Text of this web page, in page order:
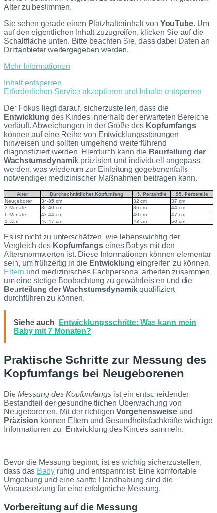
Alter zu bestimmen.
Sie sehen gerade einen Platzhalterinhalt von YouTube. Um
auf den eigentlichen Inhalt zuzugreifen, klicken Sie auf die
Schaltfläche unten. Bitte beachten Sie, dass dabei Daten an
Drittanbieter weitergegeben werden.
Mehr Informationen
Inhalt entsperren
Erforderlichen Service akzeptieren und Inhalte entsperren
Der Fokus liegt darauf, sicherzustellen, dass die
Entwicklung des Kindes innerhalb der erwarteten Bereiche
verläuft. Abweichungen in der Größe des Kopfumfangs
können auf eine Reihe von Entwicklungsstörungen
hinweisen und sollten umgehend weiterführend
diagnostiziert werden. Hierdurch kann die Beurteilung der
Wachstumsdynamik präzisiert und individuell angepasst
werden, was wiederum zur Einleitung gegebenenfalls
notwendiger medizinischer Maßnahmen beitragen kann.
Alter Durchschnittlicher Kopfumfang 5. Perzentile
95. Perzentile
Neugeboren
34-35 cm 32 cm
37 cm
3 Monate
39-40 cm 36 cm
44 cm
6 Monate
43-44 cm 40 cm
47 cm
1 Jahr
46-47 cm 43 cm 50 cm
Es ist nicht zu unterschätzen, wie lebenswichtig der
Vergleich des Kopfumfangs eines Babys mit den
Altersnormwerten ist. Diese Informationen können elementar
sein, um frühzeitig in die Entwicklung eingreifen zu können.
Eltern und medizinisches Fachpersonal arbeiten zusammen,
um eine stetige Beobachtung zu gewährleisten und die
Beurteilung der Wachstumsdynamik qualifiziert
durchführen zu können.
Siehe auch
Entwicklungsschritte: Was kann mein
Baby mit 7 Monaten?
Praktische Schritte zur Messung des
Kopfumfangs bei Neugeborenen
Die Messung des Kopfumfangs ist ein entscheidender
Bestandteil der gesundheitlichen Überwachung von
Neugeborenen. Mit der richtigen Vorgehensweise und
Präzision können Eltern und Gesundheitsfachkräfte wichtige
Informationen zur Entwicklung des Kindes sammeln.
Bevor die Messung beginnt, ist es wichtig sicherzustellen,
dass das Baby ruhig und entspannt ist. Eine komfortable
Umgebung und eine sanfte Handhabung sind die
Voraussetzung für eine erfolgreiche Messung.
Vorbereitung auf die Messung